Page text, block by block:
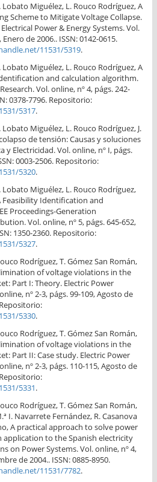
Lobato Miguélez, L. Rouco Rodríguez, A
Scheme to Mitigate Voltage Collapse.
Power & Energy Systems. Vol.
de 2006.. ISSN: 0142-0615.
11531/5319.
Lobato Miguélez, L. Rouco Rodríguez, A
and calculation algorithm.
Vol. online, nº 4, págs. 242-
0378-7796. Repositorio:
5317.
Lobato Miguélez, L. Rouco Rodríguez, J.
de tensión: Causas y soluciones
y Electricidad. Vol. online, nº I, págs.
0003-2506. Repositorio:
5320.
Lobato Miguélez, L. Rouco Rodríguez,
Feasibility Identification and
Proceedings-Generation
Vol. online, nº 5, págs. 645-652,
1350-2360. Repositorio:
5327.
Rodríguez, T. Gómez San Román,
of voltage violations in the
Part I: Theory. Electric Power
nº 2-3, págs. 99-109, Agosto de
5330.
Rodríguez, T. Gómez San Román,
of voltage violations in the
Part II: Case study. Electric Power
nº 2-3, págs. 110-115, Agosto de
5331.
Rodríguez, T. Gómez San Román,
I. Navarrete Fernández, R. Casanova
A practical approach to solve power
to the Spanish electricity
on Power Systems. Vol. online, nº 4,
de 2004.. ISSN: 0885-8950.
11531/7782.